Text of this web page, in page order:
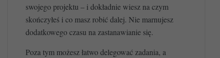
swojego projektu – i dokładnie wiesz na czym
skończyłeś i co masz robić dalej. Nie marnujesz
dodatkowego czasu na zastanawianie się.
Poza tym możesz łatwo delegować zadania, a